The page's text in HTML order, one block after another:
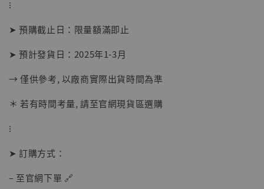
NT$ 1,500
⁝
➤ 預購截止日：限量額滿即止
➤ 預計發貨日：2025年1-3月
→ 僅供參考, 以廠商實際出貨時間為準
＊ 若有時間考量, 請至官網現貨區選購
⁝
➤ 訂購方式：
– 至官網下單 🔗